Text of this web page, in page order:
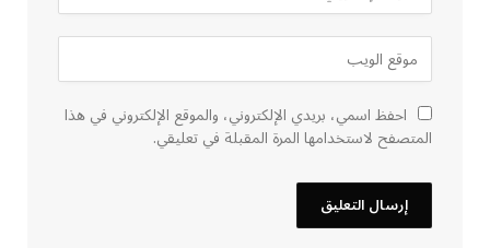
احفظ اسمي، بريدي الإلكتروني، والموقع الإلكتروني في هذا
المتصفح لاستخدامها المرة المقبلة في تعليقي.